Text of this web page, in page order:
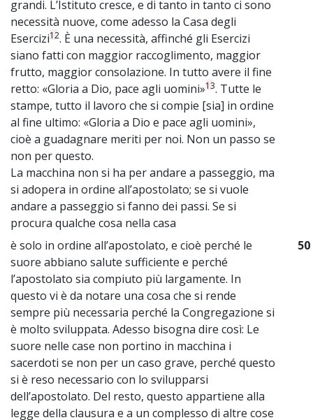
grandi. L’Istituto cresce, e di tanto in tanto ci sono
necessità nuove, come adesso la Casa degli
Esercizi12. È una necessità, affinché gli Esercizi
siano fatti con maggior raccoglimento, maggior
frutto, maggior consolazione. In tutto avere il fine
retto: «Gloria a Dio, pace agli uomini»13. Tutte le
stampe, tutto il lavoro che si compie [sia] in ordine
al fine ultimo: «Gloria a Dio e pace agli uomini»,
cioè a guadagnare meriti per noi. Non un passo se
non per questo.
La macchina non si ha per andare a passeggio, ma
si adopera in ordine all’apostolato; se si vuole
andare a passeggio si fanno dei passi. Se si
procura qualche cosa nella casa
è solo in ordine all’apostolato, e cioè perché le
suore abbiano salute sufficiente e perché
l’apostolato sia compiuto più largamente. In
questo vi è da notare una cosa che si rende
sempre più necessaria perché la Congregazione si
è molto sviluppata. Adesso bisogna dire così: Le
suore nelle case non portino in macchina i
sacerdoti se non per un caso grave, perché questo
si è reso necessario con lo svilupparsi
dell’apostolato. Del resto, questo appartiene alla
legge della clausura e a un complesso di altre cose
50